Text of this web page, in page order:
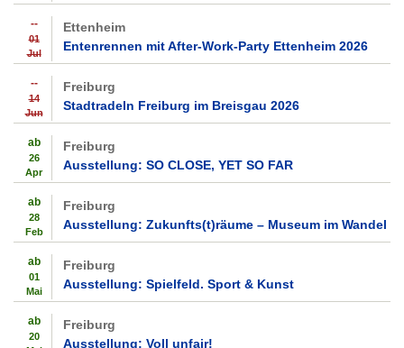
--
01
Jul
Ettenheim
Entenrennen mit After-Work-Party Ettenheim 2026
--
14
Jun
Freiburg
Stadtradeln Freiburg im Breisgau 2026
ab
26
Apr
Freiburg
Ausstellung: SO CLOSE, YET SO FAR
ab
28
Feb
Freiburg
Ausstellung: Zukunfts(t)räume – Museum im Wandel
ab
01
Mai
Freiburg
Ausstellung: Spielfeld. Sport & Kunst
ab
20
Freiburg
Ausstellung: Voll unfair!